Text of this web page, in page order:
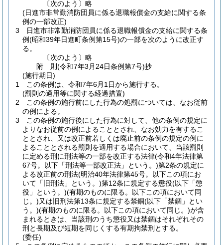
〔次のよう〕略
(日進市非常勤消防団員に係る退職報償金の支給に関する条
例の一部改正)
3
日進市非常勤消防団員に係る退職報償金の支給に関する条
例(昭和39年日進町条例第15号)の一部を次のように改正す
る。
〔次のよう〕略
附 則(令和7年3月24日条例第7号)抄
(施行期日)
1
この条例は、令和7年6月1日から施行する。
(罰則の適用等に関する経過措置)
2
この条例の施行前にした行為の処罰については、なお従前
の例による。
3
この条例の施行後にした行為に対して、他の条例の規定に
よりなお従前の例によることとされ、なお効力を有するこ
ととされ、又は改正前若しくは廃止前の条例の規定の例に
よることとされる罰則を適用する場合において、当該罰則
に定める刑に刑法等の一部を改正する法律(令和4年法律第
67号。以下「刑法等一部改正法」という。)第2条の規定に
よる改正前の刑法(明治40年法律第45号。以下この項にお
いて「旧刑法」という。)第12条に規定する懲役(以下「懲
役」という。)(有期のものに限る。以下この項において同
じ。)又は旧刑法第13条に規定する禁錮(以下「禁錮」とい
う。)(有期のものに限る。以下この項において同じ。)が含
まれるときは、当該刑のうち懲役又は禁錮はそれぞれその
刑と長期及び短期を同じくする有期拘禁刑とする。
(委任)